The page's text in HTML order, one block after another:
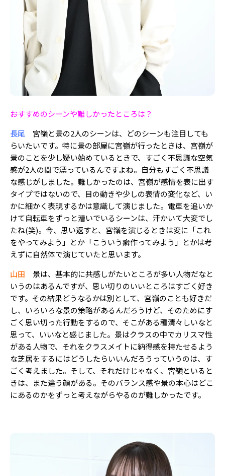
――おすすめのシーンや難しかったところは？
長尾 宮嶺と景の2人のシーンは、どのシーンも注目しても
らいたいです。特に景の部屋に宮嶺が行ったときは、宮嶺が
景のことを少し疑い始めているときで、すごく不思議な空気
感が2人の間で漂っているんですよね。自分もすごく不思議
な感じがしました。難しかったのは、宮嶺が感情を表に出す
タイプではないので、目の動きや少しの表情の変化など、い
かに細かく表現するかは意識して演じました。電車を追いか
けて自転車をずっと漕いでいるシーンは、汗かいて大変でし
たね(笑)。今、思い返すと、宮嶺を演じるときは変に「これ
をやってみよう」とか「こういう癖作ってみよう」とかは考
えずに自然体で演じていたと思います。
山田 景は、基本的に共感しがたいところが多い人物だなと
いうのはあるんですが、思い切りのいいところはすごく好き
です。その結果どうなるかは別として、宮嶺のことも好きだ
し、いろいろな景の策略があるんだろうけど、そのためにす
ごく思い切った行動をするので、そこがある種清々しいなと
思って、いいなと感じました。景はクラスの中でカリスマ性
がある人物で、それをクラスメイトに納得感を持たせるよう
な芝居をするにはどうしたらいいんだろうっていうのは、す
ごく考えました。そして、それだけじゃなく、宮嶺といると
きは、また違う顔がある。そのバランス感や景の本心はどこ
にあるのかをずっと考えながらやるのが難しかったです。